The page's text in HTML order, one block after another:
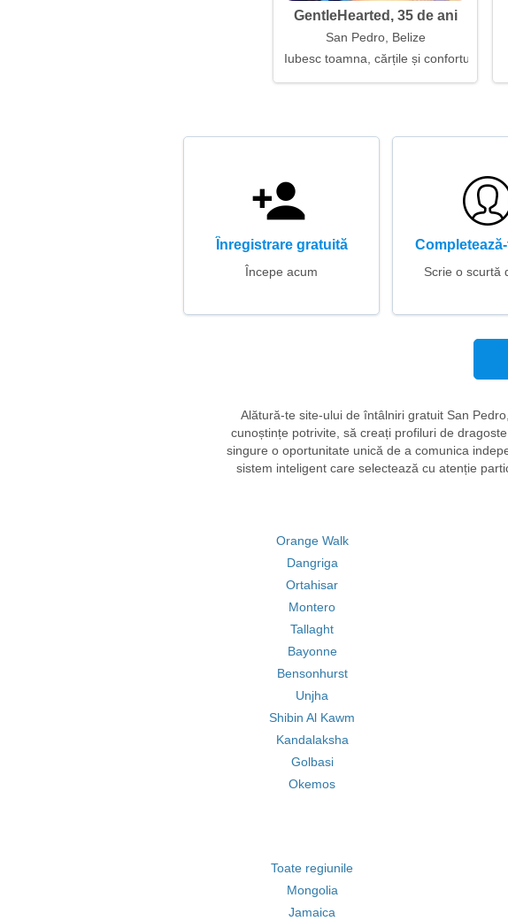
GentleHearted, 35 de ani
San Pedro, Belize
Iubesc toamna, cărțile și confortul
Înregistrare gratuită
Începe acum Scrie o scurtă
Alătură-te site-ului de întâlniri gratuit San
cunoștințe potrivite, să creați profiluri de
singure o oportunitate unică de a comunica
sistem inteligent care selectează cu atenție
Orange Walk
Dangriga
Ortahisar
Montero
Tallaght
Bayonne
Bensonhurst
Unjha
Shibin Al Kawm
Kandalaksha
Golbasi
Okemos
Toate regiunile
Mongolia
Jamaica